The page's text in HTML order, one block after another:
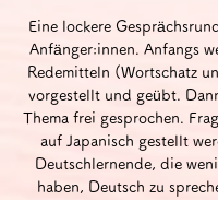
Eine lockere
Anfänger:innen. Anfangs
Redemitteln (Wortschatz
vorgestellt und geübt.
Thema frei gesprochen.
auf Japanisch gestellt
Deutschlernende, die
haben, Deutsch zu